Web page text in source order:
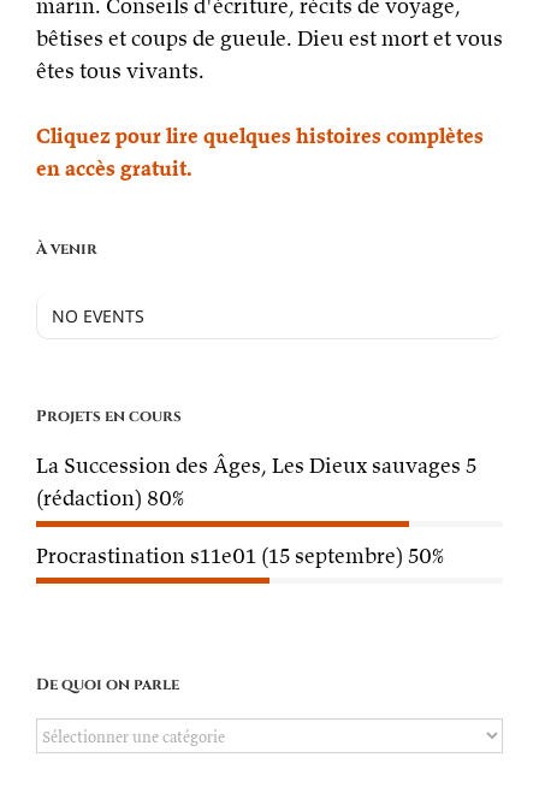
bêtises et coups de gueule. Dieu est mort et vous
êtes tous vivants.
Cliquez pour lire quelques histoires complètes
en accès gratuit.
À venir
NO EVENTS
Projets en cours
La Succession des Âges, Les Dieux sauvages 5
(rédaction) 80%
Procrastination s11e01 (15 septembre) 50%
De quoi on parle
De